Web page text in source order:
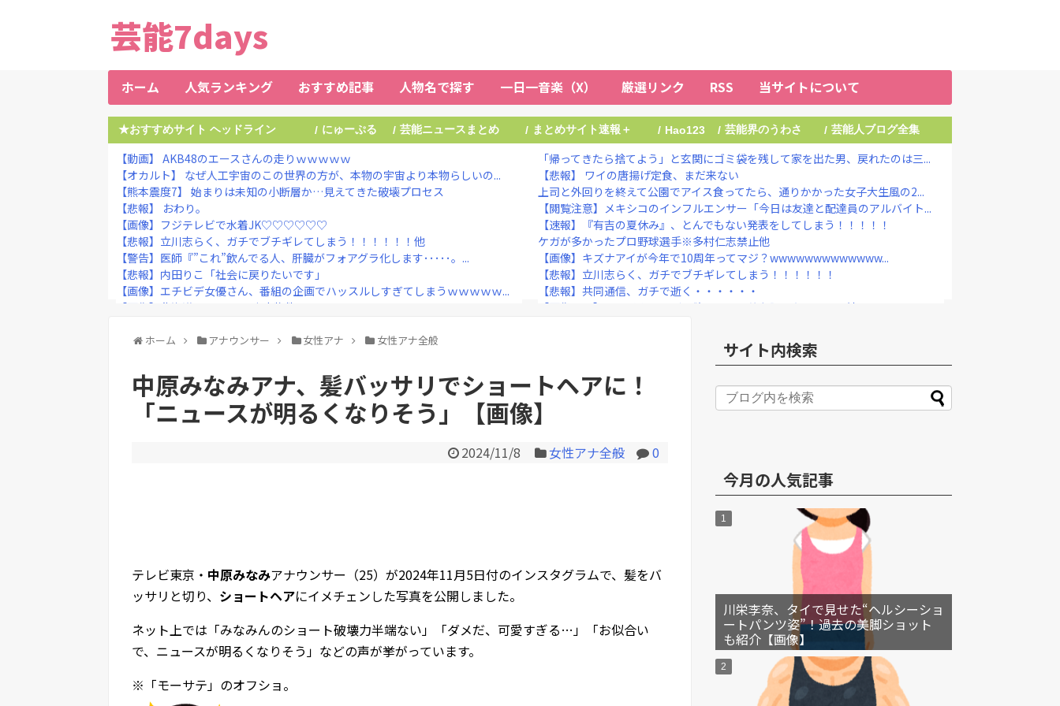
芸能7days
ホーム 人気ランキング おすすめ記事 人物名で探す 一日一音楽（X） 厳選リンク RSS 当サイトについて
★おすすめサイト ヘッドライン / にゅーぷる / 芸能ニュースまとめ / まとめサイト速報＋ / Hao123 / 芸能界のうわさ / 芸能人ブログ全集
【動画】 AKB48のエースさんの走りｗｗｗｗｗ
【オカルト】 なぜ人工宇宙のこの世界の方が、本物の宇宙より本物らしいの...
【熊本震度7】 始まりは未知の小断層か…見えてきた破壊プロセス
【悲報】 おわり。
【画像】フジテレビで水着JK♡♡♡♡♡♡
【悲報】立川志らく、ガチでブチギレてしまう！！！！！！他
【警告】医師『”これ”飲んでる人、肝臓がフォアグラ化します･････。...
【悲報】内田りこ「社会に戻りたいです」
【画像】エチビデ女優さん、番組の企画でハッスルしすぎてしまうｗｗｗｗｗ...
【画像】北海道の1500万の中古物件、レベチｗｗｗｗｗｗｗｗｗｗｗｗｗ...
【悲報】日本の歴史、ついに『崩壊』してしまう・・・・・他
「帰ってきたら捨てよう」と玄関にゴミ袋を残して家を出た男、戻れたのは三...
【悲報】 ワイの唐揚げ定食、まだ来ない
上司と外回りを終えて公園でアイス食ってたら、通りかかった女子大生風の2...
【閲覧注意】メキシコのインフルエンサー「今日は友達と配達員のアルバイト...
【速報】『有吉の夏休み』、とんでもない発表をしてしまう！！！！！
ケガが多かったプロ野球選手※多村仁志禁止他
【画像】キズナアイが今年で10周年ってマジ？wwwwwwwwwwwww...
【悲報】立川志らく、ガチでブチギレてしまう！！！！！！
【悲報】共同通信、ガチで逝く・・・・・・
【画像あり】ランドクルーザー欲しいから値段調べたろ ← 結果・・・
大物ミュージシャンが投稿 「日本国憲法の3大原則を絶対に変えさせてはな...
Powered by livedoor 相互RSS
ホーム アナウンサー 女性アナ 女性アナ全般
中原みなみアナ、髪バッサリでショートヘアに！
「ニュースが明るくなりそう」【画像】
2024/11/8 女性アナ全般 0
テレビ東京・ 中原みなみアナウンサー（25）が2024年11月5日付のインスタグラムで、髪をバ
ッサリと切り、 ショートヘアにイメチェンした写真を公開しました。
ネット上では「みなみんのショート破壊力半端ない」「ダメだ、可愛すぎる…」「お似合い
で、ニュースが明るくなりそう」などの声が挙がっています。
※「モーサテ」のオフショ。
サイト内検索
今月の人気記事
川栄李奈、タイで見せた“ヘルシーショ
ートパンツ姿”！過去の美脚ショット
も紹介【画像】